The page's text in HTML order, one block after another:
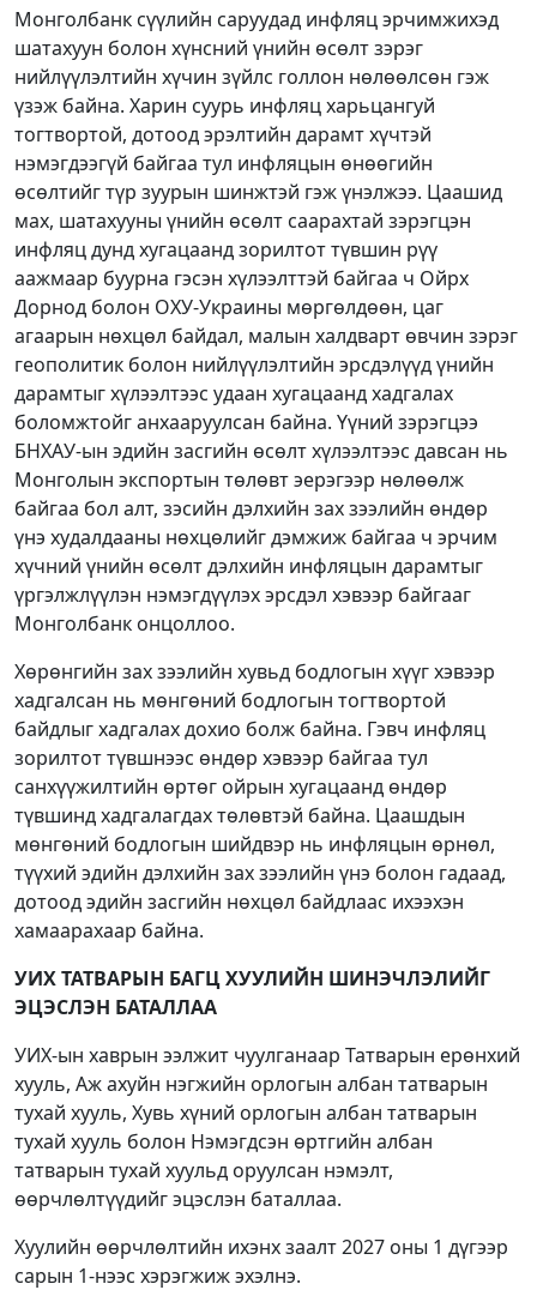
Монголбанк сүүлийн саруудад инфляц эрчимжихэд
шатахуун болон хүнсний үнийн өсөлт зэрэг
нийлүүлэлтийн хүчин зүйлс голлон нөлөөлсөн гэж
үзэж байна. Харин суурь инфляц харьцангуй
тогтвортой, дотоод эрэлтийн дарамт хүчтэй
нэмэгдээгүй байгаа тул инфляцын өнөөгийн
өсөлтийг түр зуурын шинжтэй гэж үнэлжээ. Цаашид
мах, шатахууны үнийн өсөлт саарахтай зэрэгцэн
инфляц дунд хугацаанд зорилтот түвшин рүү
аажмаар буурна гэсэн хүлээлттэй байгаа ч Ойрх
Дорнод болон ОХУ-Украины мөргөлдөөн, цаг
агаарын нөхцөл байдал, малын халдварт өвчин зэрэг
геополитик болон нийлүүлэлтийн эрсдэлүүд үнийн
дарамтыг хүлээлтээс удаан хугацаанд хадгалах
боломжтойг анхааруулсан байна. Үүний зэрэгцээ
БНХАУ-ын эдийн засгийн өсөлт хүлээлтээс давсан нь
Монголын экспортын төлөвт эерэгээр нөлөөлж
байгаа бол алт, зэсийн дэлхийн зах зээлийн өндөр
үнэ худалдааны нөхцөлийг дэмжиж байгаа ч эрчим
хүчний үнийн өсөлт дэлхийн инфляцын дарамтыг
үргэлжлүүлэн нэмэгдүүлэх эрсдэл хэвээр байгааг
Монголбанк онцоллоо.
Хөрөнгийн зах зээлийн хувьд бодлогын хүүг хэвээр
хадгалсан нь мөнгөний бодлогын тогтвортой
байдлыг хадгалах дохио болж байна. Гэвч инфляц
зорилтот түвшнээс өндөр хэвээр байгаа тул
санхүүжилтийн өртөг ойрын хугацаанд өндөр
түвшинд хадгалагдах төлөвтэй байна. Цаашдын
мөнгөний бодлогын шийдвэр нь инфляцын өрнөл,
түүхий эдийн дэлхийн зах зээлийн үнэ болон гадаад,
дотоод эдийн засгийн нөхцөл байдлаас ихээхэн
хамаарахаар байна.
УИХ ТАТВАРЫН БАГЦ ХУУЛИЙН ШИНЭЧЛЭЛИЙГ
ЭЦЭСЛЭН БАТАЛЛАА
УИХ-ын хаврын ээлжит чуулганаар Татварын ерөнхий
хууль, Аж ахуйн нэгжийн орлогын албан татварын
тухай хууль, Хувь хүний орлогын албан татварын
тухай хууль болон Нэмэгдсэн өртгийн албан
татварын тухай хуульд оруулсан нэмэлт,
өөрчлөлтүүдийг эцэслэн баталлаа.
Хуулийн өөрчлөлтийн ихэнх заалт 2027 оны 1 дүгээр
сарын 1-нээс хэрэгжиж эхэлнэ.